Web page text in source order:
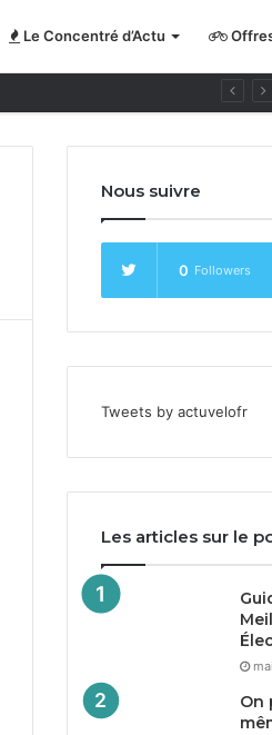
Le Concentré d’Actu
Nous suivre
0 Followers
Tweets by actuvelofr
Les articles sur le
On